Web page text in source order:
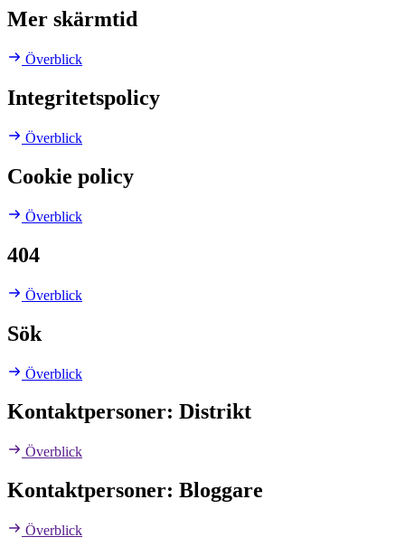
Mer skärmtid
Överblick
Integritetspolicy
Överblick
Cookie policy
Överblick
404
Överblick
Sök
Överblick
Kontaktpersoner: Distrikt
Överblick
Kontaktpersoner: Bloggare
Överblick